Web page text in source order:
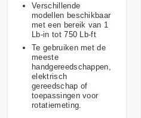
Verschillende
modellen beschikbaar
met een bereik van 1
Lb-in tot 750 Lb-ft
Te gebruiken met de
meeste
handgereedschappen,
elektrisch
gereedschap of
toepassingen voor
rotatiemeting.